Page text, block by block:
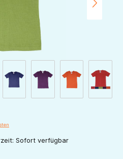
Sofort verfügbar